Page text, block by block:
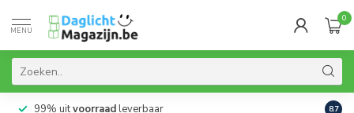
MENU
0
99% uitvoorraadleverbaar 8.7